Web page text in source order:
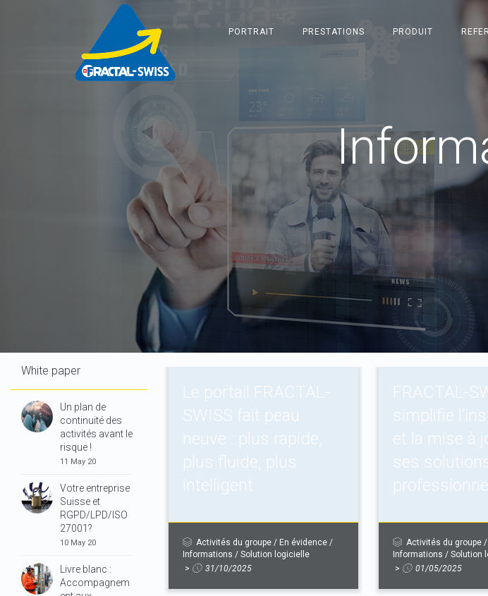
PORTRAIT PRESTATIONS PRODUIT
White paper
Un plan de
continuité des
activités avant le
risque !
11 May 20
Votre entreprise
Suisse et
RGPD/LPD/ISO
27001?
10 May 20
Livre blanc :
Accompagnem
Le portail FRACTAL-
SWISS fait peau
neuve : plus rapide,
plus fluide, plus
intelligent
Activités du groupe / En évidence /
Informations / Solution logicielle
>
31/10/2025
FRACTAL-
simplifie
et la mise à
ses
Activités du groupe /
Informations / Solution
>
01/05/2025